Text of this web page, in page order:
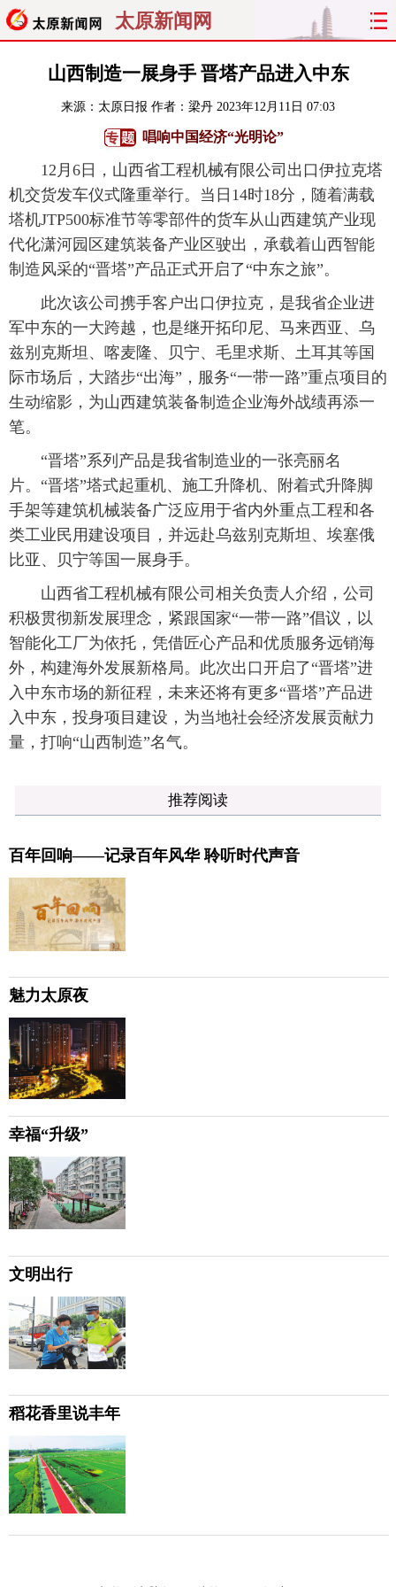
太原新闻网
首页 聚焦 太原 山西
经济 关注 文明 出行
旅游 理财 政务 教育
看天下 晋月读 最太原 网罗民生
山西制造一展身手 晋塔产品进入中东
来源： 太原日报 作者：梁丹 2023年12月11日 07:03
唱响中国经济“光明论”
12月6日，山西省工程机械有限公司出口伊拉克塔
机交货发车仪式隆重举行。当日14时18分，随着满载
塔机JTP500标准节等零部件的货车从山西建筑产业现
代化潇河园区建筑装备产业区驶出，承载着山西智能
制造风采的“晋塔”产品正式开启了“中东之旅”。
此次该公司携手客户出口伊拉克，是我省企业进
军中东的一大跨越，也是继开拓印尼、马来西亚、乌
兹别克斯坦、喀麦隆、贝宁、毛里求斯、土耳其等国
际市场后，大踏步“出海”，服务“一带一路”重点项目的
生动缩影，为山西建筑装备制造企业海外战绩再添一
笔。
“晋塔”系列产品是我省制造业的一张亮丽名
片。“晋塔”塔式起重机、施工升降机、附着式升降脚
手架等建筑机械装备广泛应用于省内外重点工程和各
类工业民用建设项目，并远赴乌兹别克斯坦、埃塞俄
比亚、贝宁等国一展身手。
山西省工程机械有限公司相关负责人介绍，公司
积极贯彻新发展理念，紧跟国家“一带一路”倡议，以
智能化工厂为依托，凭借匠心产品和优质服务远销海
外，构建海外发展新格局。此次出口开启了“晋塔”进
入中东市场的新征程，未来还将有更多“晋塔”产品进
入中东，投身项目建设，为当地社会经济发展贡献力
量，打响“山西制造”名气。
推荐阅读
百年回响——记录百年风华 聆听时代声音
魅力太原夜
幸福“升级”
文明出行
稻花香里说丰年